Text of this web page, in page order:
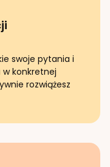
swoje pytania i
w konkretnej
rozwiążesz